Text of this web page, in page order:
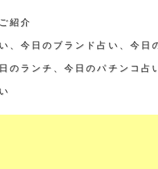
紹介
、今日のブランド占い、今
のランチ、今日のパチンコ